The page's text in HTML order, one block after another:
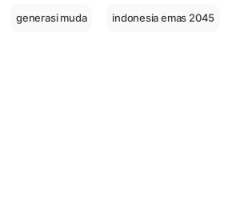
generasi muda indonesia emas 2045